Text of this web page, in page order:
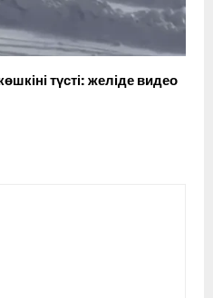
түсті: желіде видео